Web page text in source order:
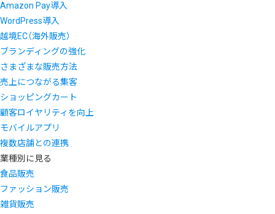
Amazon Pay導入
WordPress導入
越境EC（海外販売）
ブランディングの強化
さまざまな販売方法
売上につながる集客
ショッピングカート
顧客ロイヤリティを向上
モバイルアプリ
複数店舗との連携
業種別に見る
食品販売
ファッション販売
雑貨販売